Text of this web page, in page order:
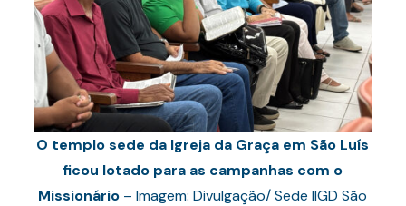
O templo sede da Igreja da Graça em São Luís
ficou lotado para as campanhas com o
Missionário – Imagem: Divulgação/ Sede IIGD São